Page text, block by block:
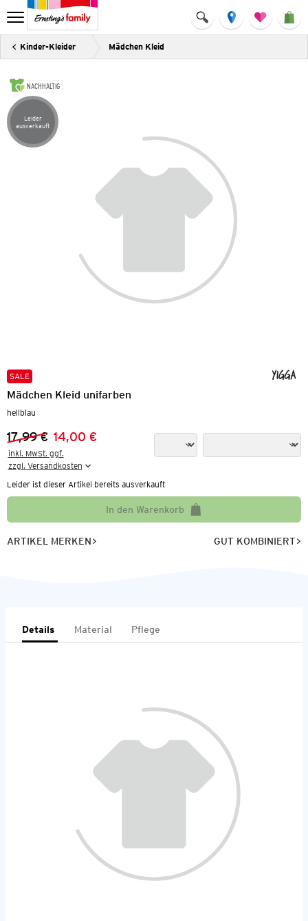
Kinder-Kleider Mädchen Kleid
NACHHALTIG
Artikel leider ausverkauft
Leider
ausverkauft
SALE
Mädchen Kleid unifarben
hellblau
Vorheriger Preis:
17,99 €
Neuer Preis:
14,00 €
inkl. MwSt. ggf.
zzgl. Versandkosten
Leider ist dieser Artikel bereits ausverkauft
In den Warenkorb
ARTIKEL MERKEN GUT KOMBINIERT
Details Material Pflege